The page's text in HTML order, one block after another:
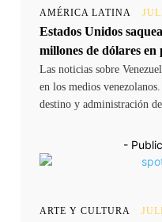
AMÉRICA LATINA
Estados Unidos
millones de dólares en
Las noticias sobre
en los medios
destino y administración
-
ARTE Y CULTURA